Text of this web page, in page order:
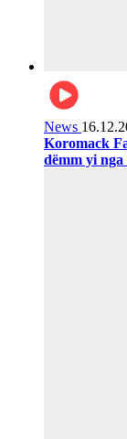
News
Koromack
dëmm yi